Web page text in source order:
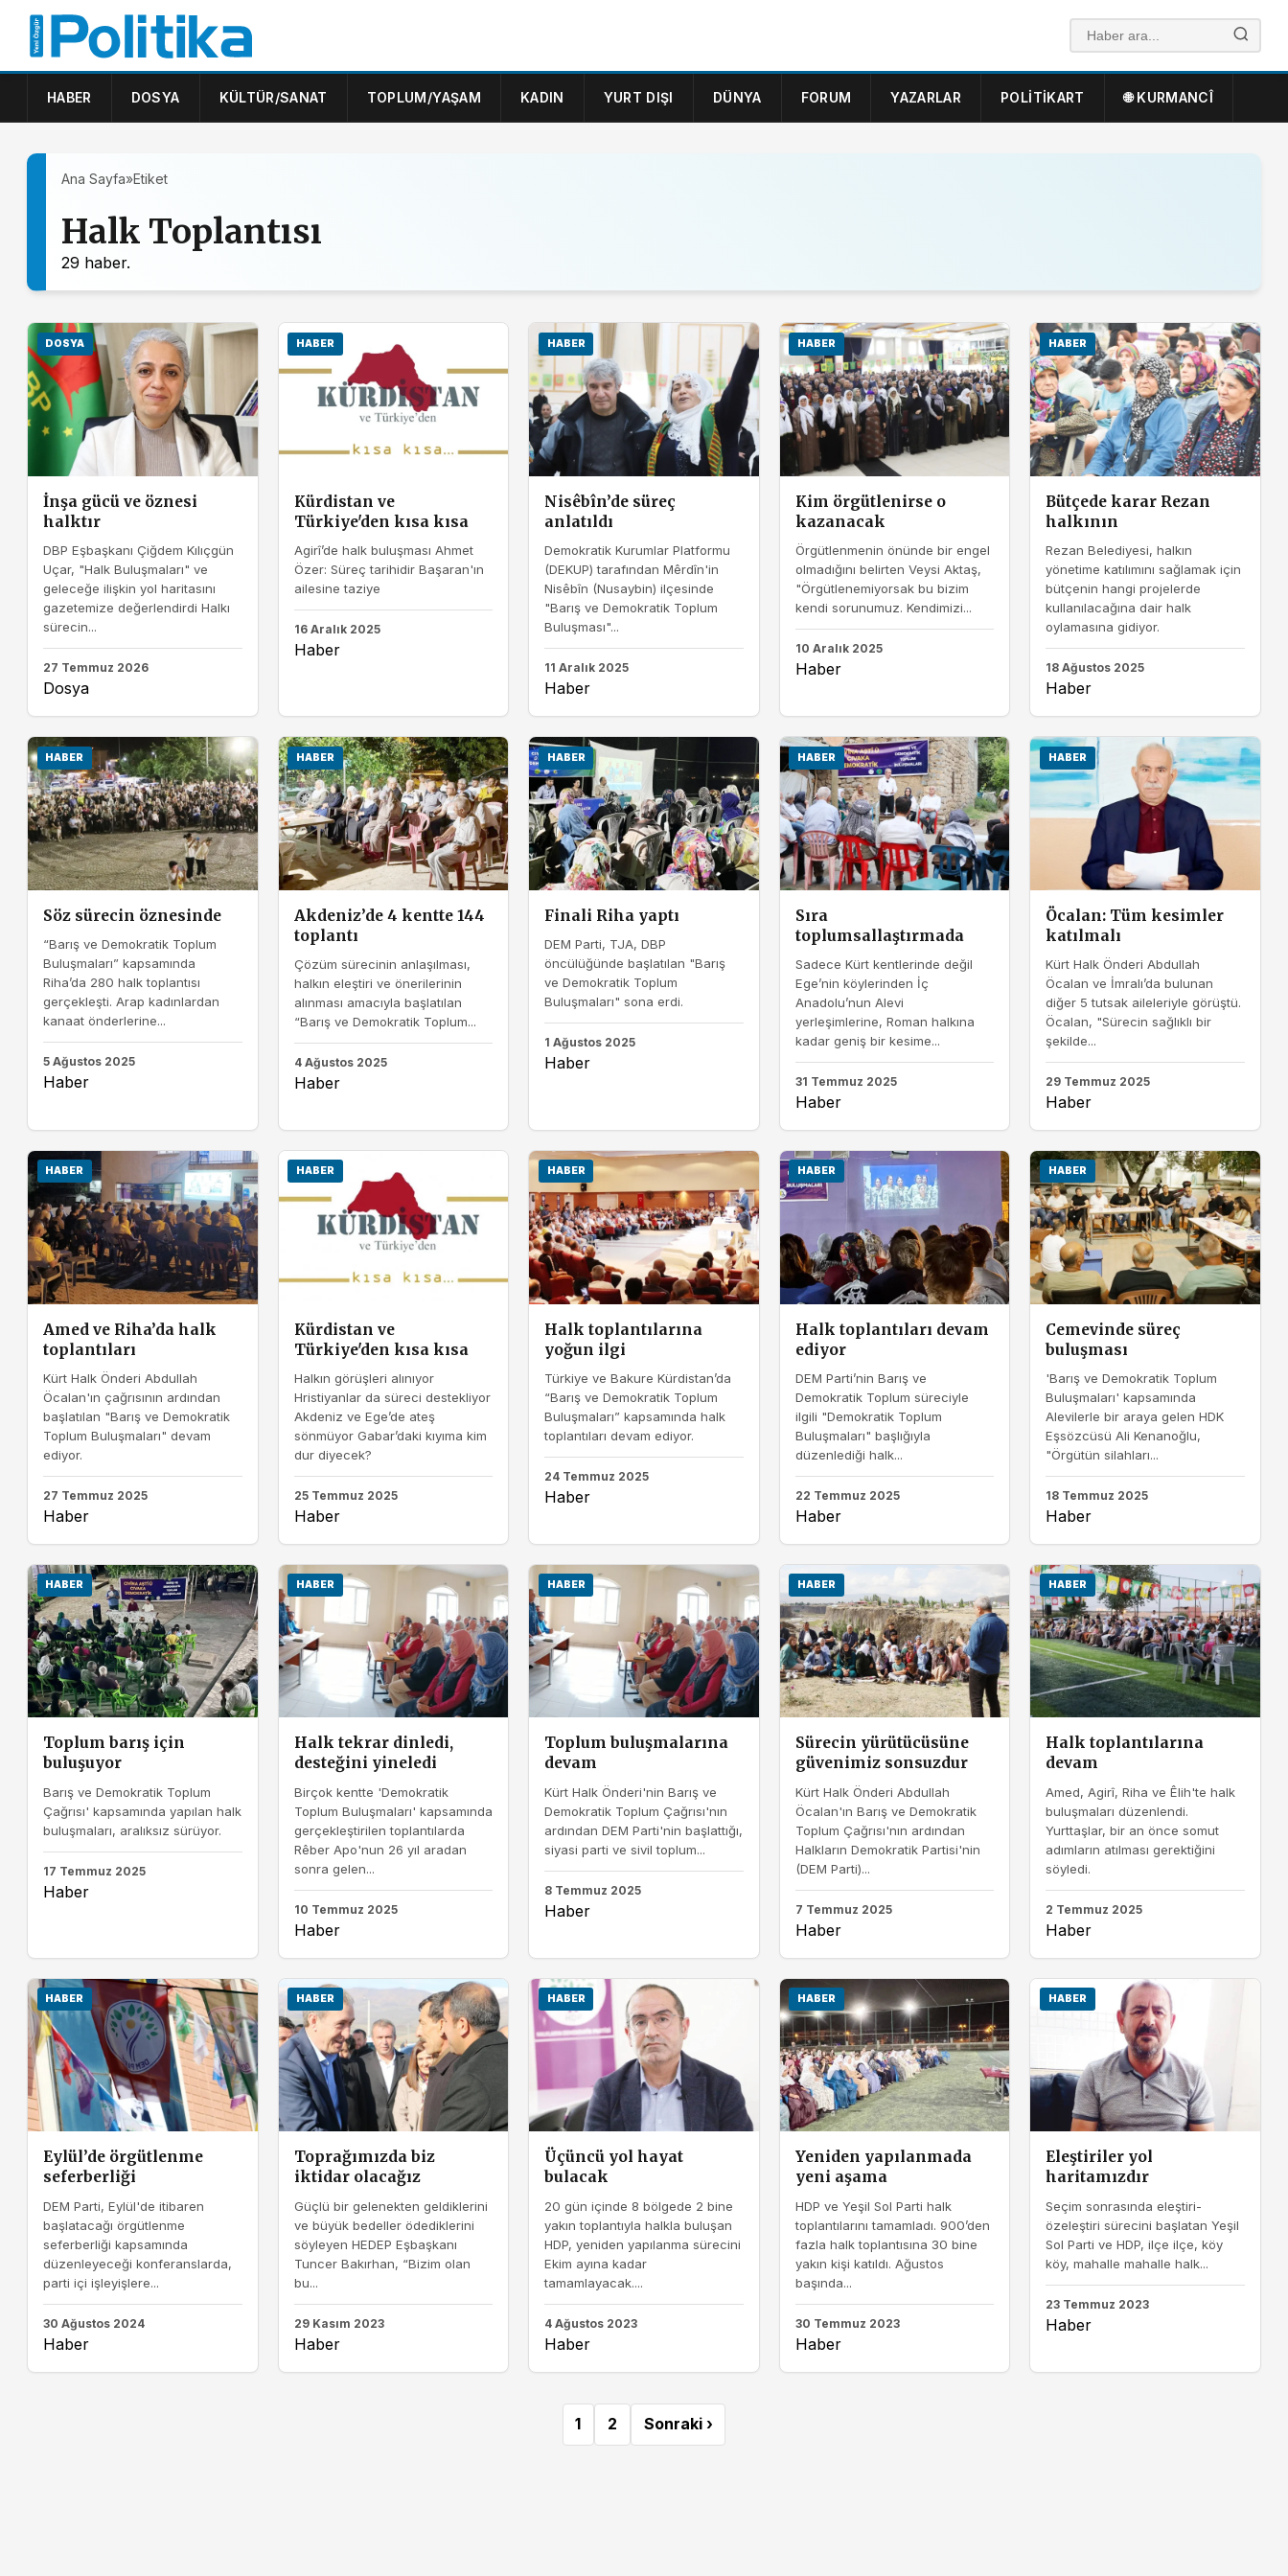
HABER DOSYA KÜLTÜR/SANAT TOPLUM/YAŞAM KADIN YURT DIŞI DÜNYA FORUM YAZARLAR POLITIKART 🌐 KURMANCÎ
Ana Sayfa»Etiket
Halk Toplantısı
29 haber.
DOSYA
İnşa gücü ve öznesi
halktır
DBP Eşbaşkanı Çiğdem Kılıçgün
Uçar, "Halk Buluşmaları" ve
geleceğe ilişkin yol haritasını
gazetemize değerlendirdi Halkı
sürecin...
27 Temmuz 2026
Dosya
HABER
Kürdistan ve
Türkiye'den kısa kısa
Agirî’de halk buluşması Ahmet
Özer: Süreç tarihidir Başaran'ın
ailesine taziye
16 Aralık 2025
Haber
HABER
Nisêbîn’de süreç
anlatıldı
Demokratik Kurumlar Platformu
(DEKUP) tarafından Mêrdîn'in
Nisêbîn (Nusaybin) ilçesinde
"Barış ve Demokratik Toplum
Buluşması"...
11 Aralık 2025
Haber
HABER
Kim örgütlenirse o
kazanacak
Örgütlenmenin önünde bir engel
olmadığını belirten Veysi Aktaş,
"Örgütlenemiyorsak bu bizim
kendi sorunumuz. Kendimizi...
10 Aralık 2025
Haber
HABER
Bütçede karar Rezan
halkının
Rezan Belediyesi, halkın
yönetime katılımını sağlamak için
bütçenin hangi projelerde
kullanılacağına dair halk
oylamasına gidiyor.
18 Ağustos 2025
Haber
HABER
Söz sürecin öznesinde
“Barış ve Demokratik Toplum
Buluşmaları” kapsamında
Riha’da 280 halk toplantısı
gerçekleşti. Arap kadınlardan
kanaat önderlerine...
5 Ağustos 2025
Haber
HABER
Akdeniz’de 4 kentte 144
toplantı
Çözüm sürecinin anlaşılması,
halkın eleştiri ve önerilerinin
alınması amacıyla başlatılan
“Barış ve Demokratik Toplum...
4 Ağustos 2025
Haber
HABER
Finali Riha yaptı
DEM Parti, TJA, DBP
öncülüğünde başlatılan "Barış
ve Demokratik Toplum
Buluşmaları" sona erdi.
1 Ağustos 2025
Haber
HABER
Sıra
toplumsallaştırmada
Sadece Kürt kentlerinde değil
Ege’nin köylerinden İç
Anadolu’nun Alevi
yerleşimlerine, Roman halkına
kadar geniş bir kesime...
31 Temmuz 2025
Haber
HABER
Öcalan: Tüm kesimler
katılmalı
Kürt Halk Önderi Abdullah
Öcalan ve İmralı’da bulunan
diğer 5 tutsak aileleriyle görüştü.
Öcalan, "Sürecin sağlıklı bir
şekilde...
29 Temmuz 2025
Haber
HABER
Amed ve Riha’da halk
toplantıları
Kürt Halk Önderi Abdullah
Öcalan'ın çağrısının ardından
başlatılan "Barış ve Demokratik
Toplum Buluşmaları" devam
ediyor.
27 Temmuz 2025
Haber
HABER
Kürdistan ve
Türkiye'den kısa kısa
Halkın görüşleri alınıyor
Hristiyanlar da süreci destekliyor
Akdeniz ve Ege’de ateş
sönmüyor Gabar’daki kıyıma kim
dur diyecek?
25 Temmuz 2025
Haber
HABER
Halk toplantılarına
yoğun ilgi
Türkiye ve Bakure Kürdistan’da
“Barış ve Demokratik Toplum
Buluşmaları” kapsamında halk
toplantıları devam ediyor.
24 Temmuz 2025
Haber
HABER
Halk toplantıları devam
ediyor
DEM Parti’nin Barış ve
Demokratik Toplum süreciyle
ilgili "Demokratik Toplum
Buluşmaları" başlığıyla
düzenlediği halk...
22 Temmuz 2025
Haber
HABER
Cemevinde süreç
buluşması
'Barış ve Demokratik Toplum
Buluşmaları' kapsamında
Alevilerle bir araya gelen HDK
Eşsözcüsü Ali Kenanoğlu,
"Örgütün silahları...
18 Temmuz 2025
Haber
HABER
Toplum barış için
buluşuyor
Barış ve Demokratik Toplum
Çağrısı' kapsamında yapılan halk
buluşmaları, aralıksız sürüyor.
17 Temmuz 2025
Haber
HABER
Halk tekrar dinledi,
desteğini yineledi
Birçok kentte 'Demokratik
Toplum Buluşmaları' kapsamında
gerçekleştirilen toplantılarda
Rêber Apo'nun 26 yıl aradan
sonra gelen...
10 Temmuz 2025
Haber
HABER
Toplum buluşmalarına
devam
Kürt Halk Önderi'nin Barış ve
Demokratik Toplum Çağrısı'nın
ardından DEM Parti'nin başlattığı,
siyasi parti ve sivil toplum...
8 Temmuz 2025
Haber
HABER
Sürecin yürütücüsüne
güvenimiz sonsuzdur
Kürt Halk Önderi Abdullah
Öcalan'ın Barış ve Demokratik
Toplum Çağrısı'nın ardından
Halkların Demokratik Partisi'nin
(DEM Parti)...
7 Temmuz 2025
Haber
HABER
Halk toplantılarına
devam
Amed, Agirî, Riha ve Êlih'te halk
buluşmaları düzenlendi.
Yurttaşlar, bir an önce somut
adımların atılması gerektiğini
söyledi.
2 Temmuz 2025
Haber
HABER
Eylül’de örgütlenme
seferberliği
DEM Parti, Eylül'de itibaren
başlatacağı örgütlenme
seferberliği kapsamında
düzenleyeceği konferanslarda,
parti içi işleyişlere...
30 Ağustos 2024
Haber
HABER
Toprağımızda biz
iktidar olacağız
Güçlü bir gelenekten geldiklerini
ve büyük bedeller ödediklerini
söyleyen HEDEP Eşbaşkanı
Tuncer Bakırhan, “Bizim olan
bu...
29 Kasım 2023
Haber
HABER
Üçüncü yol hayat
bulacak
20 gün içinde 8 bölgede 2 bine
yakın toplantıyla halkla buluşan
HDP, yeniden yapılanma sürecini
Ekim ayına kadar
tamamlayacak....
4 Ağustos 2023
Haber
HABER
Yeniden yapılanmada
yeni aşama
HDP ve Yeşil Sol Parti halk
toplantılarını tamamladı. 900’den
fazla halk toplantısına 30 bine
yakın kişi katıldı. Ağustos
başında...
30 Temmuz 2023
Haber
HABER
Eleştiriler yol
haritamızdır
Seçim sonrasında eleştiri-
özeleştiri sürecini başlatan Yeşil
Sol Parti ve HDP, ilçe ilçe, köy
köy, mahalle mahalle halk...
23 Temmuz 2023
Haber
1 2 Sonraki ›